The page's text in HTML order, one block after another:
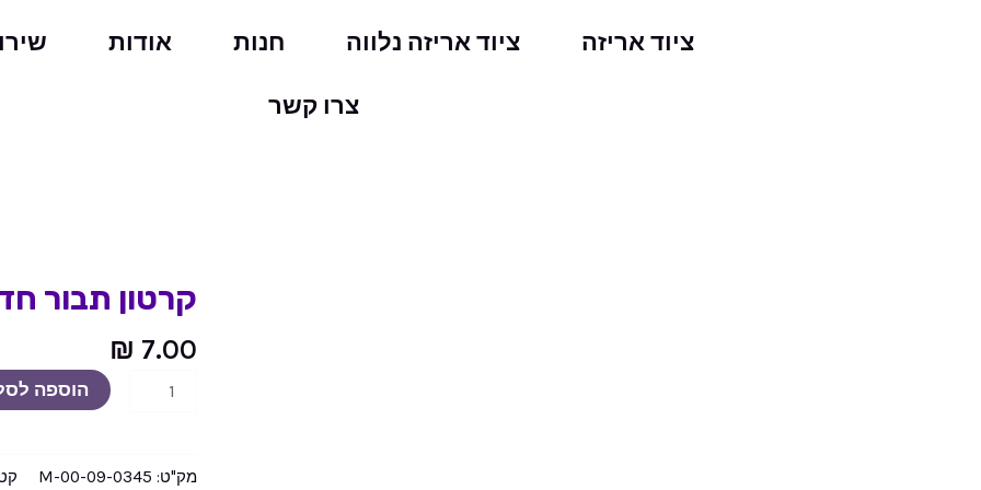
ציוד אריזה ציוד אריזה נלווה חנות אודות
צרו קשר
קרטון תבור חדש 56/36/35
₪ 7.00
כמות
של
קרטון
תבור
דו
הוספה
מק"ט: 09-0345-M-00